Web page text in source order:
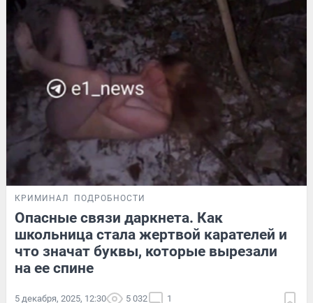
КРИМИНАЛ ПОДРОБНОСТИ
Опасные связи даркнета. Как
школьница стала жертвой карателей и
что значат буквы, которые вырезали
на ее спине
5 декабря, 2025, 12:30 5 032 1